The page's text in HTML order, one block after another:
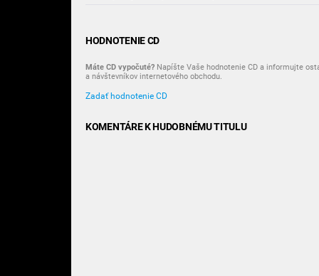
HODNOTENIE CD
Máte CD vypočuté? Napíšte Vaše hodnotenie CD a informujte
a návštevníkov internetového obchodu.
Zadať hodnotenie CD
KOMENTÁRE K HUDOBNÉMU TITULU